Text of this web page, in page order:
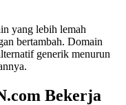
yang lebih lemah
bertambah. Domain
generik menurun
Bekerja